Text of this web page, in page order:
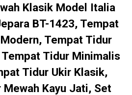
Klasik Model Italia
BT-1423, Tempat
Tempat Tidur
Tempat Tidur Minimalis
Tidur Ukir Klasik,
Kayu Jati, Set